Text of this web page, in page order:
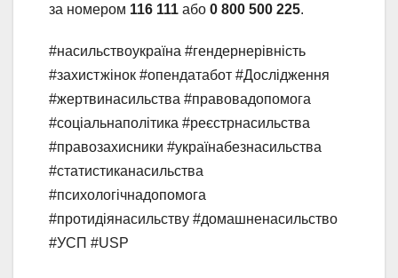
за номером 116 111 або 0 800 500 225.
#насильствоукраїна #гендернерівність
#захистжінок #опендатабот #Дослідження
#жертвинасильства #правовадопомога
#соціальнаполітика #реєстрнасильства
#правозахисники #українабезнасильства
#статистиканасильства
#психологічнадопомога
#протидіянасильству #домашненасильство
#УСП #USP